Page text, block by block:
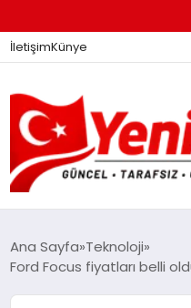
İletişimKünye
GÜNDEM
Ana Sayfa Teknoloji
Ford Focus fiyatları belli